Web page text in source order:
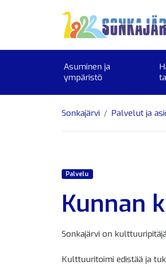
Asuminen ja
ympäristö
Sonkajärvi Palvelut ja
Palvelu
Kunnan
Sonkajärvi on
Kulttuuritoimi edistää ja